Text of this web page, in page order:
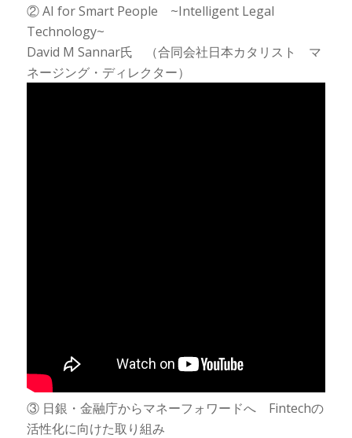
② AI for Smart People ~Intelligent Legal
Technology~
David M Sannar氏 （合同会社日本カタリスト マ
ネージング・ディレクター）
③ 日銀・金融庁からマネーフォワードへ Fintechの
活性化に向けた取り組み